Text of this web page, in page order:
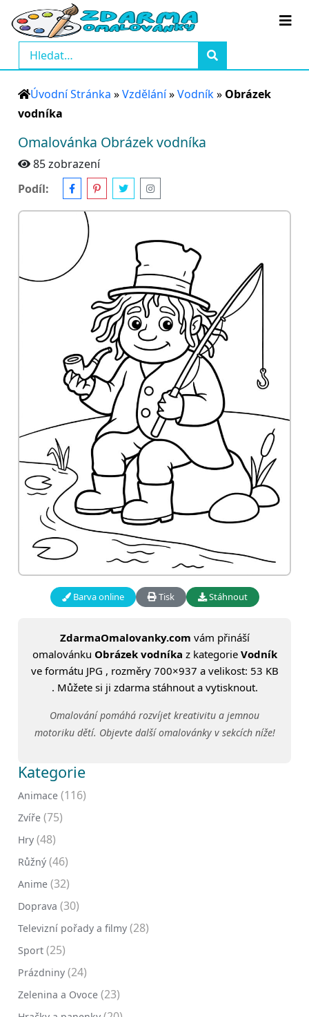
Úvodní Stránka »Vzdělání»Vodník» Obrázek
vodníka
Omalovánka Obrázek vodníka
85 zobrazení
Podíl:
Barva online Tisk Stáhnout
ZdarmaOmalovanky.com vám přináší
omalovánku Obrázek vodníka z kategorie Vodník
ve formátu JPG , rozměry 700×937 a velikost: 53 KB
. Můžete si ji zdarma stáhnout a vytisknout.
Omalování pomáhá rozvíjet kreativitu a jemnou
motoriku dětí. Objevte další omalovánky v sekcích níže!
Kategorie
Animace (116)
Zvíře (75)
Hry (48)
Růžný (46)
Anime (32)
Doprava (30)
Televizní pořady a filmy (28)
Sport (25)
Prázdniny (24)
Zelenina a Ovoce (23)